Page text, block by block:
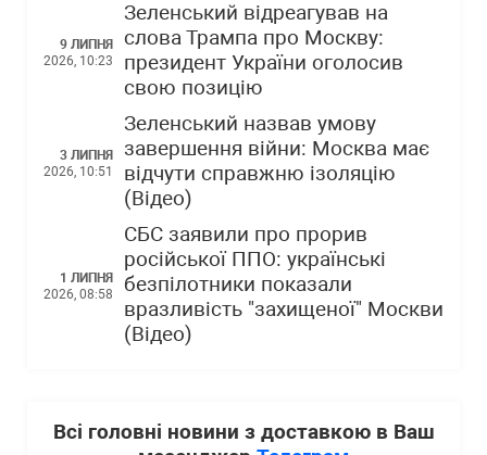
9 ЛИПНЯ
2026, 10:23
Зеленський відреагував на
слова Трампа про Москву:
президент України оголосив
свою позицію
3 ЛИПНЯ
2026, 10:51
Зеленський назвав умову
завершення війни: Москва має
відчути справжню ізоляцію
(Відео)
1 ЛИПНЯ
2026, 08:58
СБС заявили про прорив
російської ППО: українські
безпілотники показали
вразливість "захищеної" Москви
(Відео)
Всі головні новини з доставкою в Ваш